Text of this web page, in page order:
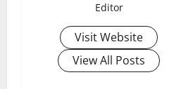
Editor
Visit Website
View All Posts